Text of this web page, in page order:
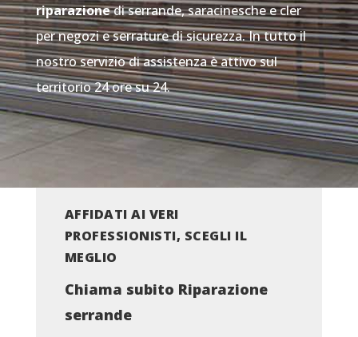
riparazionedi serrande, saracinesche e cler
per negozi e serrature di sicurezza. In tutto il
nostro servizio di assistenza è attivo sul
territorio 24 ore su 24.
AFFIDATI AI VERI
PROFESSIONISTI, SCEGLI IL
MEGLIO
Chiama subito Riparazione
serrande